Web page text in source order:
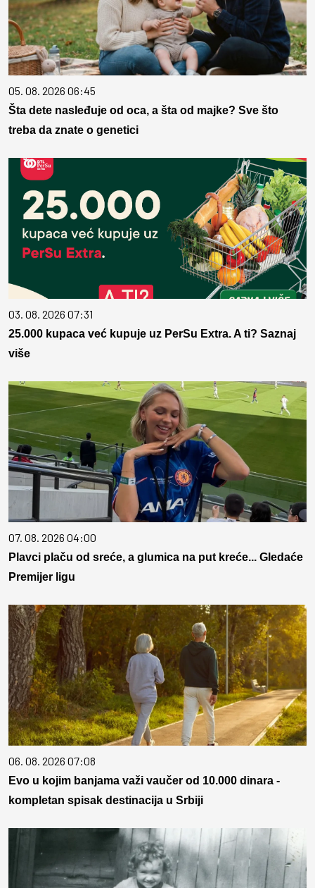
05. 08. 2026 06:45
Šta dete nasleđuje od oca, a šta od majke? Sve što
treba da znate o genetici
03. 08. 2026 07:31
25.000 kupaca već kupuje uz PerSu Extra. A ti? Saznaj
više
07. 08. 2026 04:00
Plavci plaču od sreće, a glumica na put kreće... Gledaće
Premijer ligu
06. 08. 2026 07:08
Evo u kojim banjama važi vaučer od 10.000 dinara -
kompletan spisak destinacija u Srbiji